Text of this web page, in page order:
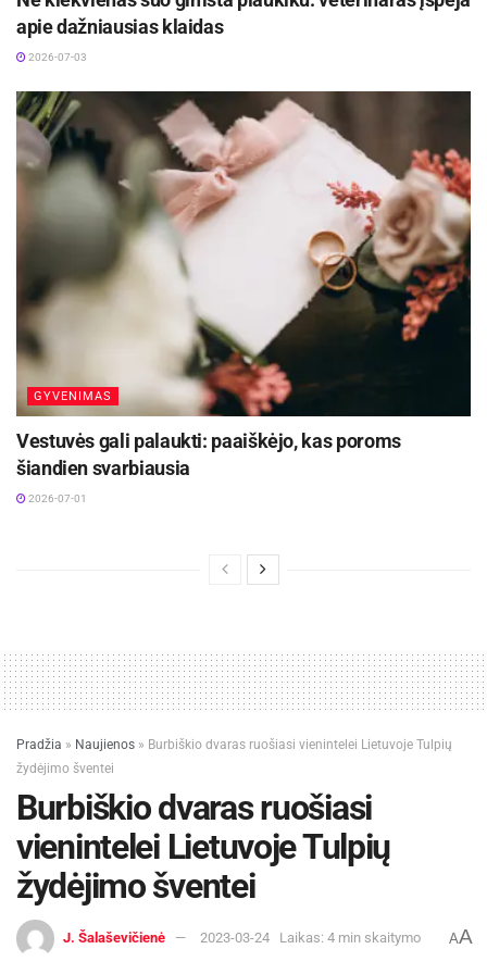
apie dažniausias klaidas
2026-07-03
GYVENIMAS
Vestuvės gali palaukti: paaiškėjo, kas poroms
šiandien svarbiausia
2026-07-01
Pradžia » Naujienos » Burbiškio dvaras ruošiasi vienintelei Lietuvoje Tulpių
žydėjimo šventei
Burbiškio dvaras ruošiasi
vienintelei Lietuvoje Tulpių
žydėjimo šventei
J. Šalaševičienė 2023-03-24 Laikas: 4 min skaitymo AA